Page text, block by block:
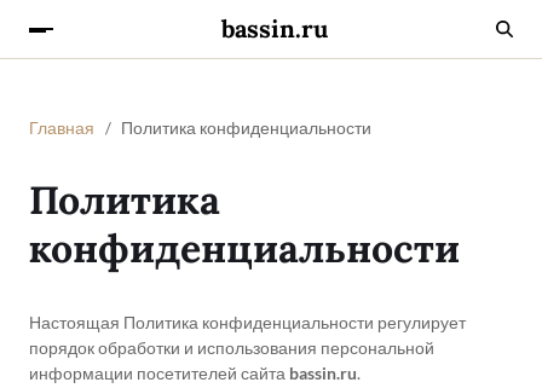
bassin.ru
Главная Политика конфиденциальности
Политика
конфиденциальности
Настоящая Политика конфиденциальности регулирует
порядок обработки и использования персональной
информации посетителей сайта bassin.ru.